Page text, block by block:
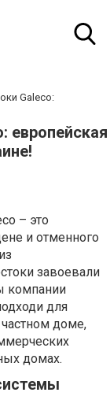
Galeco:
европейская
– это
и отменного
завоевали
компании
для
доме,
домах.